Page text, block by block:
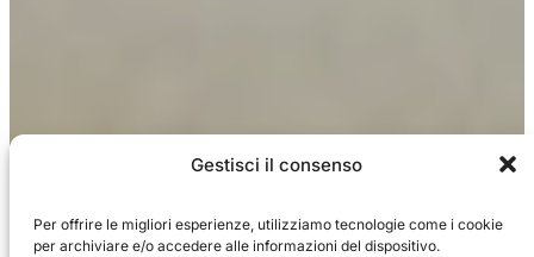
Gestisci il consenso
Per offrire le migliori esperienze, utilizziamo tecnologie come i cookie
per archiviare e/o accedere alle informazioni del dispositivo.